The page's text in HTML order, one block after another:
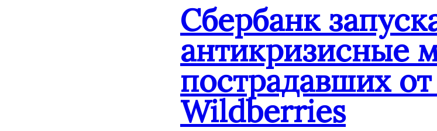
Сбербанк
антикризисные
пострадавших
Wildberries